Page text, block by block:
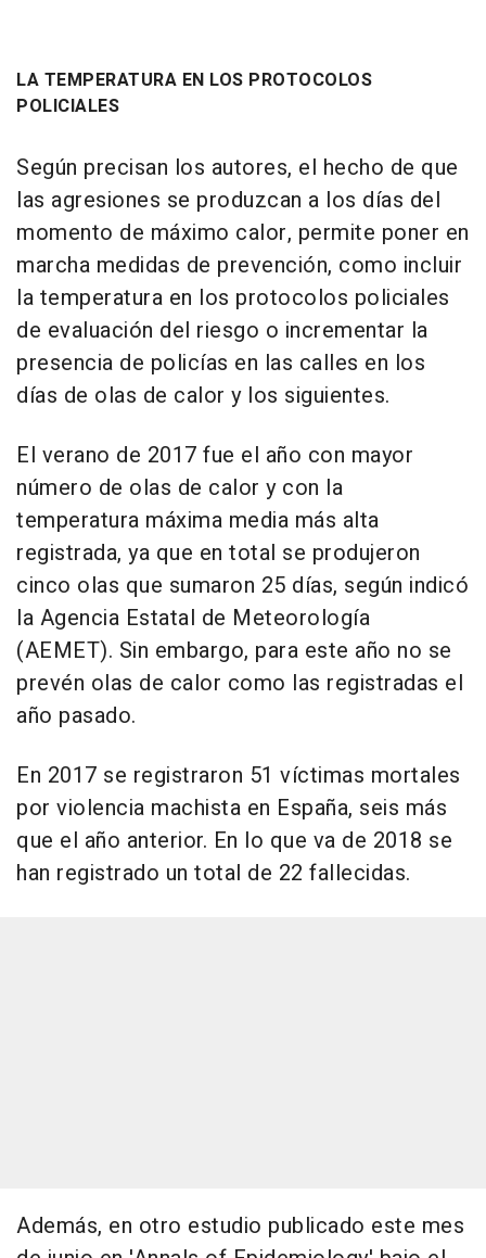
LA TEMPERATURA EN LOS PROTOCOLOS
POLICIALES
Según precisan los autores, el hecho de que
las agresiones se produzcan a los días del
momento de máximo calor, permite poner en
marcha medidas de prevención, como incluir
la temperatura en los protocolos policiales
de evaluación del riesgo o incrementar la
presencia de policías en las calles en los
días de olas de calor y los siguientes.
El verano de 2017 fue el año con mayor
número de olas de calor y con la
temperatura máxima media más alta
registrada, ya que en total se produjeron
cinco olas que sumaron 25 días, según indicó
la Agencia Estatal de Meteorología
(AEMET). Sin embargo, para este año no se
prevén olas de calor como las registradas el
año pasado.
En 2017 se registraron 51 víctimas mortales
por violencia machista en España, seis más
que el año anterior. En lo que va de 2018 se
han registrado un total de 22 fallecidas.
Además, en otro estudio publicado este mes